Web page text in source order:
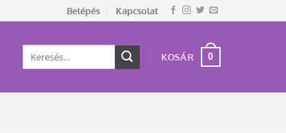
Belépés Kapcsolat
Keresés
KOSÁR 0